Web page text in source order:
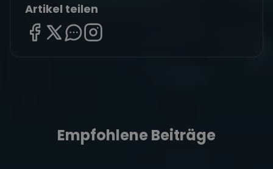
Artikel teilen
Empfohlene Beiträge